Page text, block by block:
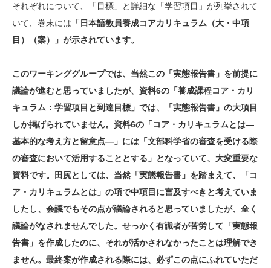
それぞれについて、「目標」と詳細な「学習項目」が列挙されて
いて、巻末には 「日本語教員養成コアカリキュラム（大・中項
目）（案）」が示されています。
このワーキンググループでは、当然この「実態報告書」を前提に
議論が進むと思っていましたが、資料6の「養成課程コア・カリ
キュラム：学習項目と到達目標」では、「実態報告書」の大項目
しか掲げられていません。資料6の「コア・カリキュラムとは―
基本的な考え方と留意点―」には「文部科学省の審査を受ける際
の審査において活用することとする」となっていて、大変重要な
資料です。田尻としては、当然「実態報告書」を踏まえて、「コ
ア・カリキュラムとは」の項で中項目に言及すべきと考えていま
したし、会議でもその点が議論されると思っていましたが、全く
議論がなされませんでした。せっかく有識者が苦労して「実態報
告書」を作成したのに、それが活かされなかったことは理解でき
ません。最終案が作成される際には、必ずこの点にふれていただ